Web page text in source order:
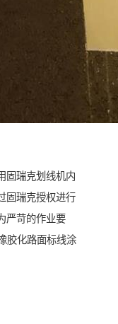
固瑞克划线机内
固瑞克授权进行
严苛的作业要
胶化路面标线涂